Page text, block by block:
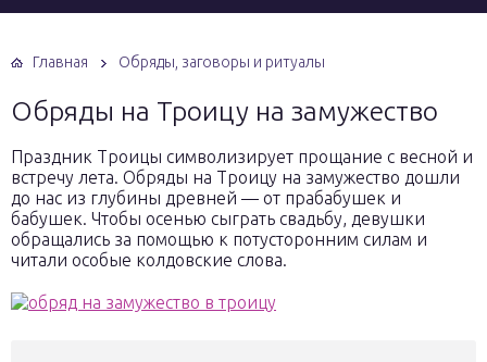
Главная Обряды, заговоры и ритуалы
Обряды на Троицу на замужество
Праздник Троицы символизирует прощание с весной и
встречу лета. Обряды на Троицу на замужество дошли
до нас из глубины древней — от прабабушек и
бабушек. Чтобы осенью сыграть свадьбу, девушки
обращались за помощью к потусторонним силам и
читали особые колдовские слова.